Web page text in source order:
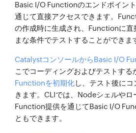
Basic I/O Functionのエンドポイント
通じて直接アクセスできます。
の作成時に生成され、Functionに直
まな条件でテストすることができま
CatalystコンソールからBasic I/O
こでコーディングおよびテストする
Functionを初期化し、テスト後に
きます。CLIでは、Nodeシェルやロ
Function提供を通じてBasic I/O
ともできます。